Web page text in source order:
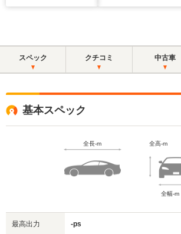
キゾースト
スペック クチコミ 中古車
基本スペック
全長-m 全高-m
全幅-m
最高出力 -ps